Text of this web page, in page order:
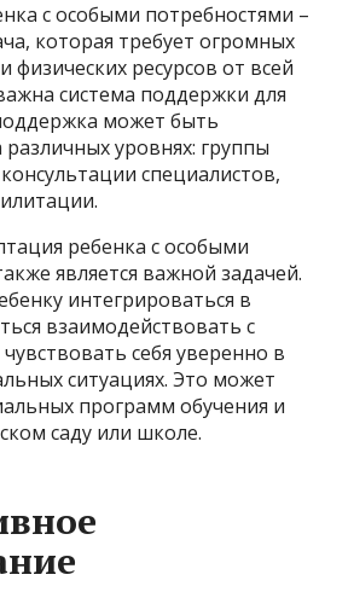
с особыми потребностями –
которая требует огромных
ресурсов от всей
система поддержки для
может быть
уровнях: группы
специалистов,
ребенка с особыми
является важной задачей.
интегрироваться в
взаимодействовать с
себя уверенно в
ситуациях. Это может
программ обучения и
саду или школе.